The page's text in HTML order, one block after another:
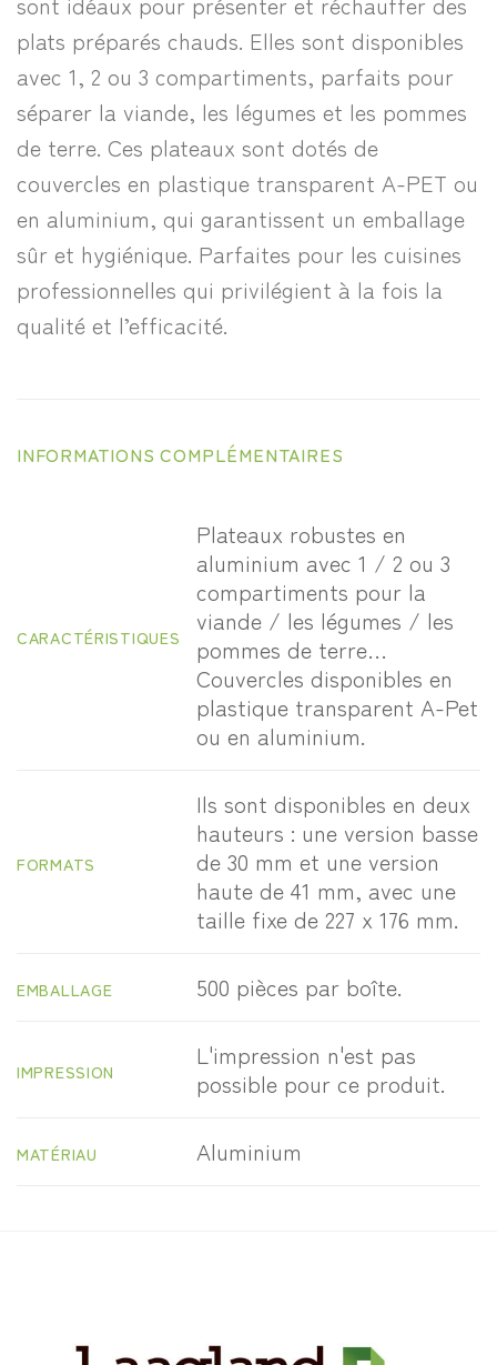
plats préparés chauds. Elles sont disponibles
avec 1, 2 ou 3 compartiments, parfaits pour
séparer la viande, les légumes et les pommes
de terre. Ces plateaux sont dotés de
couvercles en plastique transparent A-PET ou
en aluminium, qui garantissent un emballage
sûr et hygiénique. Parfaites pour les cuisines
professionnelles qui privilégient à la fois la
qualité et l’efficacité.
INFORMATIONS COMPLÉMENTAIRES
CARACTÉRISTIQUES
Plateaux robustes en
aluminium avec 1 / 2 ou 3
compartiments pour la
viande / les légumes / les
pommes de terre…
Couvercles disponibles en
plastique transparent A-Pet
ou en aluminium.
FORMATS
Ils sont disponibles en deux
hauteurs : une version basse
de 30 mm et une version
haute de 41 mm, avec une
taille fixe de 227 x 176 mm.
EMBALLAGE 500 pièces par boîte.
IMPRESSION
L'impression n'est pas
possible pour ce produit.
MATÉRIAU Aluminium